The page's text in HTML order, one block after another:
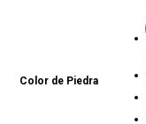
Color de Piedra